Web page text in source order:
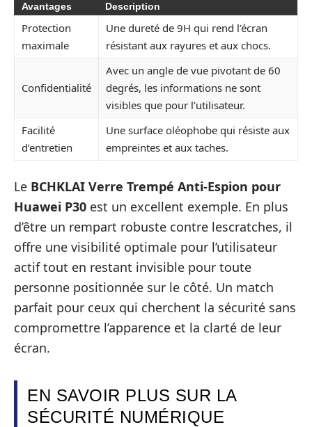
Avantages Description
Protection
maximale
Une dureté de 9H qui rend l’écran
résistant aux rayures et aux chocs.
Confidentialité
Avec un angle de vue pivotant de 60
degrés, les informations ne sont
visibles que pour l’utilisateur.
Facilité
d’entretien
Une surface oléophobe qui résiste aux
empreintes et aux taches.
Le BCHKLAI Verre Trempé Anti-Espion pour
Huawei P30 est un excellent exemple. En plus
d’être un rempart robuste contre lescratches, il
offre une visibilité optimale pour l’utilisateur
actif tout en restant invisible pour toute
personne positionnée sur le côté. Un match
parfait pour ceux qui cherchent la sécurité sans
compromettre l’apparence et la clarté de leur
écran.
EN SAVOIR PLUS SUR LA
SÉCURITÉ NUMÉRIQUE